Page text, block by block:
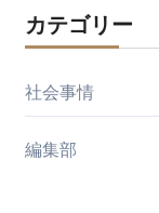
カテゴリー
社会事情
編集部